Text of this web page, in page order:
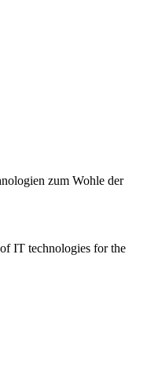
zum Wohle der
IT technologies for the